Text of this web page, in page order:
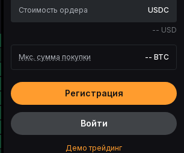
USDC
-- USD
Мкс. сумма покупки -- BTC
Регистрация
Войти
Демо трейдинг